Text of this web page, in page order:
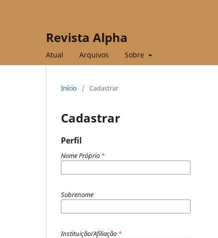
Revista Alpha
Atual Arquivos Sobre
Início / Cadastrar
Cadastrar
Perfil
Nome Próprio *
Sobrenome
Instituição/Afiliação *